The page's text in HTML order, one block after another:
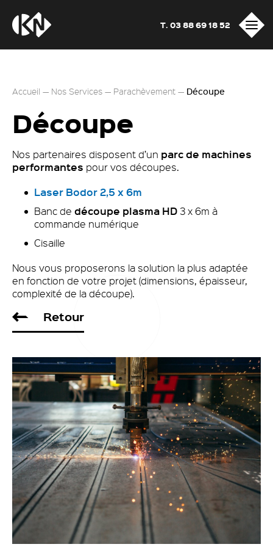
T. 03 88 69 18 52
Accueil — Nos Services — Parachèvement — Découpe
Découpe
Nos partenaires disposent d’un parc de machines
performantes pour vos découpes.
Laser Bodor 2,5 x 6m
Banc de découpe plasma HD 3 x 6m à
commande numérique
Cisaille
Nous vous proposerons la solution la plus adaptée
en fonction de votre projet (dimensions, épaisseur,
complexité de la découpe).
Retour